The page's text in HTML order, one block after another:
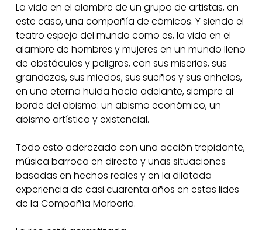
La vida en el alambre de un grupo de artistas, en
este caso, una compañía de cómicos. Y siendo el
teatro espejo del mundo como es, la vida en el
alambre de hombres y mujeres en un mundo lleno
de obstáculos y peligros, con sus miserias, sus
grandezas, sus miedos, sus sueños y sus anhelos,
en una eterna huida hacia adelante, siempre al
borde del abismo: un abismo económico, un
abismo artístico y existencial.
Todo esto aderezado con una acción trepidante,
música barroca en directo y unas situaciones
basadas en hechos reales y en la dilatada
experiencia de casi cuarenta años en estas lides
de la Compañía Morboria.